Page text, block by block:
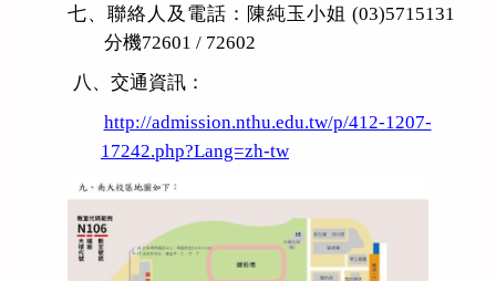
七、聯絡人及電話：陳純玉小姐 (03)5715131
分機72601 / 72602
八、交通資訊：
http://admission.nthu.edu.tw/p/412-1207-
17242.php?Lang=zh-tw